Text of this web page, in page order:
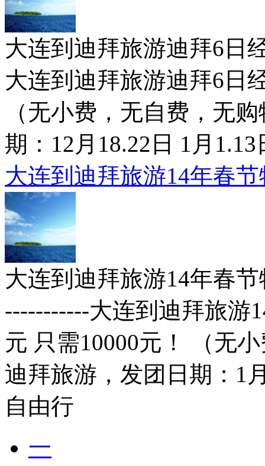
大连到迪拜旅游迪拜6日
大连到迪拜旅游迪拜6日
（无小费，无自费，无
期：12月18.22日 1月
大连到迪拜旅游14年春
大连到迪拜旅游14年春
-----------大连到迪拜旅游
元 只需10000元！ （无
迪拜旅游，发团日期：1
自由行
一